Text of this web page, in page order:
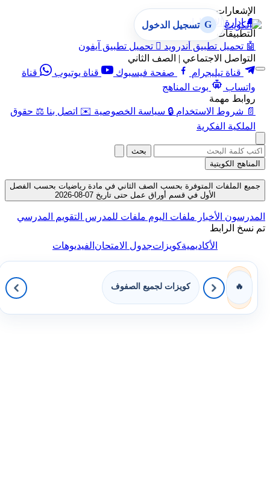
الإشعارات
🔔 إدارة الإشعارات
التطبيقات
🤖 تحميل تطبيق أندرويد  تحميل تطبيق آيفون
التواصل الاجتماعي | الصف الثاني
قناة تيليجرام
صفحة فيسبوك قناة يوتيوب
قناة
واتساب
بوت المناهج
روابط مهمة
📄 شروط الاستخدام 🔒 سياسة الخصوصية ✉️ اتصل بنا ⚖️ حقوق
الملكية الفكرية
G تسجيل الدخول
بحث
المناهج الكويتية
جميع الملفات المتوفرة بحسب الصف الثاني في مادة رياضيات بحسب الفصل
الأول في قسم أوراق عمل حتى تاريخ 07-08-2026
المدرسون الأخبار ملفات اليوم ملفات للمدرس التقويم المدرسي
تم نسخ الرابط
الأكاديميةكويزاتجدول الامتحانالفيديوهات
🔥 كويزات لجميع الصفوف